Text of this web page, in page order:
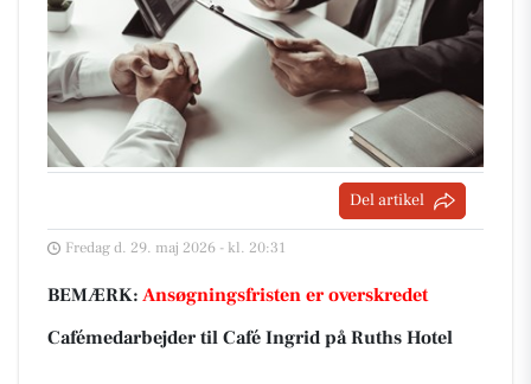
Del artikel
Fredag d. 29. maj 2026 - kl. 20:31
BEMÆRK: Ansøgningsfristen er overskredet
Cafémedarbejder til Café Ingrid på Ruths Hotel